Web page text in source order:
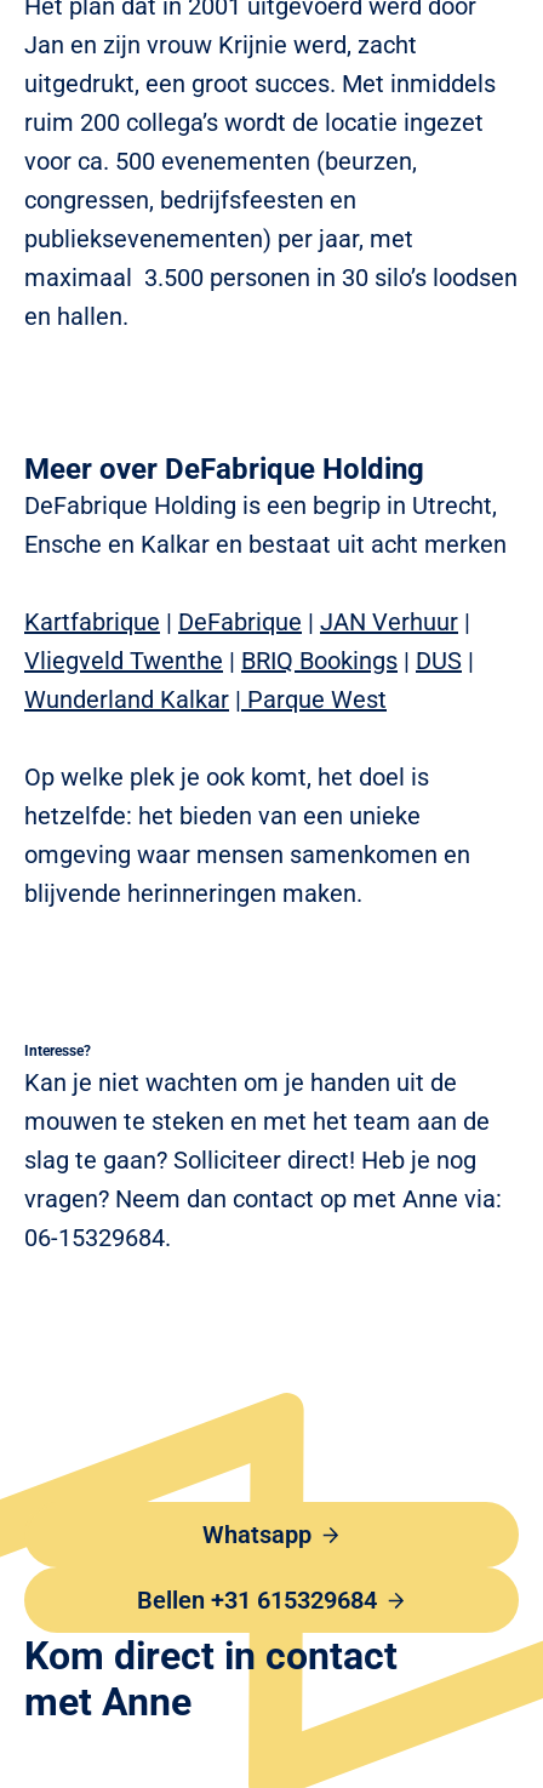
Het plan dat in 2001 uitgevoerd werd door
Jan en zijn vrouw Krijnie werd, zacht
uitgedrukt, een groot succes. Met inmiddels
ruim 200 collega’s wordt de locatie ingezet
voor ca. 500 evenementen (beurzen,
congressen, bedrijfsfeesten en
publieksevenementen) per jaar, met
maximaal 3.500 personen in 30 silo’s loodsen
en hallen.
Meer over DeFabrique Holding
DeFabrique Holding is een begrip in Utrecht,
Ensche en Kalkar en bestaat uit acht merken
Kartfabrique | DeFabrique | JAN Verhuur |
Vliegveld Twenthe | BRIQ Bookings | DUS |
Wunderland Kalkar | Parque West
Op welke plek je ook komt, het doel is
hetzelfde: het bieden van een unieke
omgeving waar mensen samenkomen en
blijvende herinneringen maken.
Interesse?
Kan je niet wachten om je handen uit de
mouwen te steken en met het team aan de
slag te gaan? Solliciteer direct! Heb je nog
vragen? Neem dan contact op met Anne via:
06-15329684.
Kom direct in contact
met Anne
Whatsapp
Bellen +31 615329684